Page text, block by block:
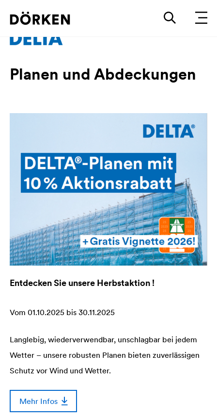
Planen und Abdeckungen
Entdecken Sie unsere Herbstaktion !
Vom 01.10.2025 bis 30.11.2025
Langlebig, wiederverwendbar, unschlagbar bei jedem
Wetter – unsere robusten Planen bieten zuverlässigen
Schutz vor Wind und Wetter.
Mehr Infos